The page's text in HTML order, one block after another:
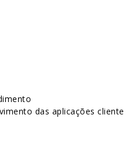
das aplicações cliente